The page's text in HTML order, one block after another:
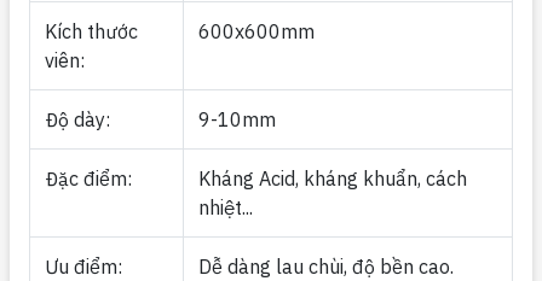
Kích thước
viên:
600x600mm
Độ dày: 9-10mm
Đặc điểm:
Kháng Acid, kháng khuẩn, cách
nhiệt...
Ưu điểm: Dễ dàng lau chùi, độ bền cao.